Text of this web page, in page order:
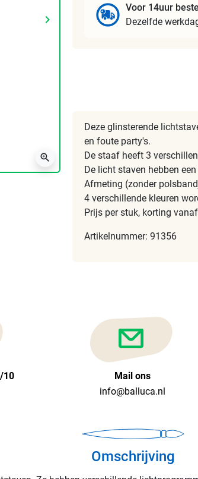
Volgende
keyboard_arrow_right
zoom_in
Voor 14uur
Dezelfde
Deze glinsterende
en foute party's.
De staaf heeft 3
De licht staven hebben
Afmeting (zonder
4 verschillende kleuren
Prijs per stuk, korting
Artikelnummer: 91356
10
Mail ons
info@balluca.nl
Omschrijving